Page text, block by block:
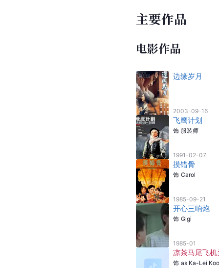
主要作品
电影作品
边缘岁月
2003-09-16
飞鹰计划
饰 服装师
1991-02-07
摸错骨
饰 Carol
1985-09-21
开心三响炮
饰 Gigi
1985-01
凉茶马尾飞机
饰 as Ka-Lei Koo